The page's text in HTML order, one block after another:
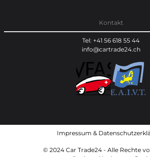
Kontakt
Tel: +41 56 618 55 44
info@cartrade24.ch
Impressum &
© 2024 Car Trade24 - Alle Rechte